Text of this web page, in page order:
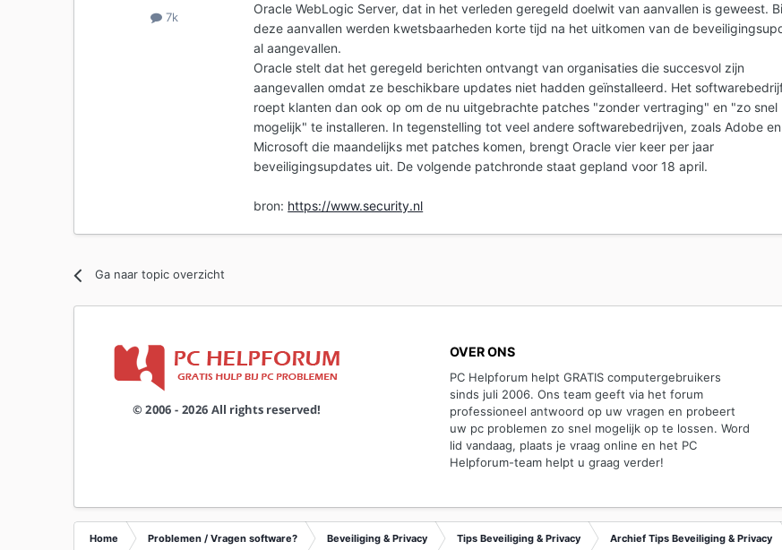
7k
Oracle WebLogic Server, dat in het verleden geregeld doelwit van aanvallen is geweest.
deze aanvallen werden kwetsbaarheden korte tijd na het uitkomen van de
al aangevallen.
Oracle stelt dat het geregeld berichten ontvangt van organisaties die succesvol zijn
aangevallen omdat ze beschikbare updates niet hadden geïnstalleerd. Het
roept klanten dan ook op om de nu uitgebrachte patches "zonder vertraging" en "zo snel
mogelijk" te installeren. In tegenstelling tot veel andere softwarebedrijven, zoals Adobe en
Microsoft die maandelijks met patches komen, brengt Oracle vier keer per jaar
beveiligingsupdates uit. De volgende patchronde staat gepland voor 18 april.
bron: https://www.security.nl
Ga naar topic overzicht
OVER ONS
PC Helpforum helpt GRATIS computergebruikers
sinds juli 2006. Ons team geeft via het forum
professioneel antwoord op uw vragen en probeert
uw pc problemen zo snel mogelijk op te lossen. Word
lid vandaag, plaats je vraag online en het PC
Helpforum-team helpt u graag verder!
Home Problemen / Vragen software? Beveiliging & Privacy Tips Beveiliging & Privacy Archief Tips Beveiliging & Privacy